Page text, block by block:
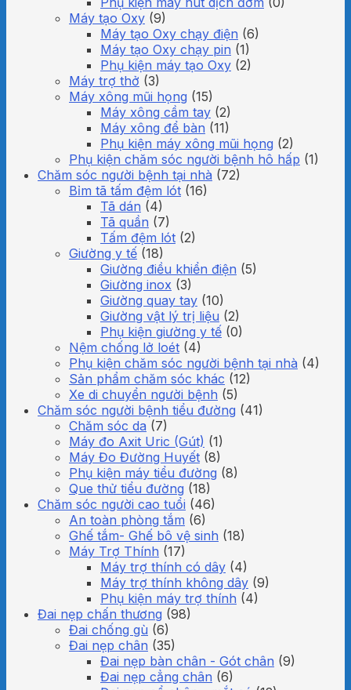
Máy tạo Oxy (9)
Máy tạo Oxy chạy điện (6)
Máy tạo Oxy chạy pin (1)
Phụ kiện máy tạo Oxy (2)
Máy trợ thở (3)
Máy xông mũi họng (15)
Máy xông cầm tay (2)
Máy xông để bàn (11)
Phụ kiện máy xông mũi họng (2)
Phụ kiện chăm sóc người bệnh hô hấp (1)
Chăm sóc người bệnh tại nhà (72)
Bỉm tã tấm đệm lót (16)
Tã dán (4)
Tã quần (7)
Tấm đệm lót (2)
Giường y tế (18)
Giường điều khiển điện (5)
Giường inox (3)
Giường quay tay (10)
Giường vật lý trị liệu (2)
Phụ kiện giường y tế (0)
Nệm chống lở loét (4)
Phụ kiện chăm sóc người bệnh tại nhà (4)
Sản phẩm chăm sóc khác (12)
Xe di chuyển người bệnh (5)
Chăm sóc người bệnh tiểu đường (41)
Chăm sóc da (7)
Máy đo Axit Uric (Gút) (1)
Máy Đo Đường Huyết (8)
Phụ kiện máy tiểu đường (8)
Que thử tiểu đường (18)
Chăm sóc người cao tuổi (46)
An toàn phòng tắm (6)
Ghế tắm- Ghế bô vệ sinh (18)
Máy Trợ Thính (17)
Máy trợ thính có dây (4)
Máy trợ thính không dây (9)
Phụ kiện máy trợ thính (4)
Đai nẹp chấn thương (98)
Đai chống gù (6)
Đai nẹp chân (35)
Đai nẹp bàn chân - Gót chân (9)
Đai nẹp cẳng chân (6)